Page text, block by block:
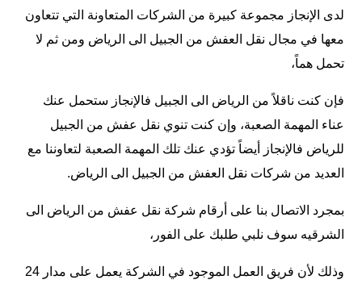
لدى الإنجاز مجموعة كبيرة من الشركات المتعاونة التي تتعاون
معها في مجال نقل العفش من الجبيل الى الرياض ومن ثم لا
تحمل هماً،
فإن كنت ناقلاً من الرياض الى الجبيل فالإنجاز ستحمل عنك
عناء المهمة الصعبة، وإن كنت تنوي نقل عفش من الجبيل
للرياض فالإنجاز أيضاً تؤدي عنك تلك المهمة الصعبة لتعاوننا مع
العديد من شركات نقل العفش من الجبيل الى الرياض.
بمجرد الاتصال بنا على أرقام شركة نقل عفش من الرياض الى
الشرقيه سوف نلبي طلبك على الفور،
وذلك لأن فريق العمل الموجود في الشركة يعمل على مدار 24